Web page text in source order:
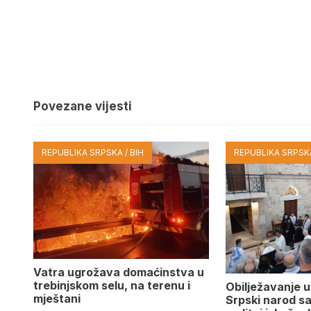
Povezane vijesti
REPUBLIKA SRPSKA / BIH
Vatra ugrožava domaćinstva u
trebinjskom selu, na terenu i
mještani
REPUBLIKA
Obilježavanje
Srpski narod